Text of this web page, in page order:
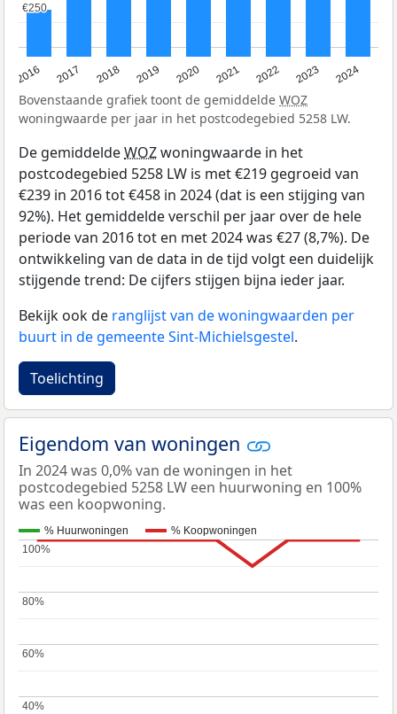
2016 2017 2018 2019 2020 2021 2022 2023 2024
€250
€250
Bovenstaande grafiek toont de gemiddelde WOZ
woningwaarde per jaar in het postcodegebied 5258 LW.
De gemiddeldeWOZwoningwaarde in het
postcodegebied 5258 LW is met €219 gegroeid van
€239 in 2016 tot €458 in 2024 (dat is een stijging van
92%). Het gemiddelde verschil per jaar over de hele
periode van 2016 tot en met 2024 was €27 (8,7%). De
ontwikkeling van de data in de tijd volgt een duidelijk
stijgende trend: De cijfers stijgen bijna ieder jaar.
Bekijk ook de ranglijst van de woningwaarden per
buurt in de gemeente Sint-Michielsgestel.
Toelichting
Eigendom van woningen
In 2024 was 0,0% van de woningen in het
postcodegebied 5258 LW een huurwoning en 100%
was een koopwoning.
% Huurwoningen % Koopwoningen
40%
40%
60%
60%
80%
80%
100%
100%